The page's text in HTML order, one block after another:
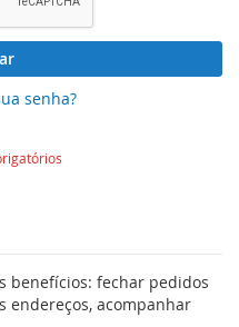
senha?
benefícios: fechar pedidos
endereços, acompanhar